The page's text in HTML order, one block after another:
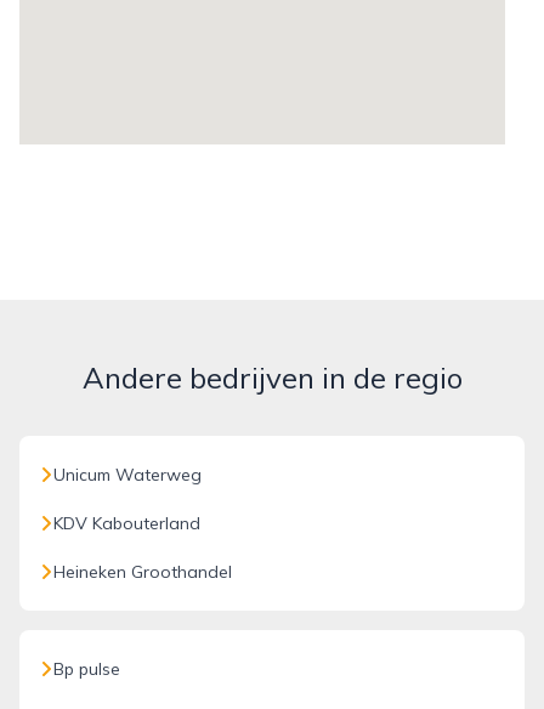
Andere bedrijven in de regio
Unicum Waterweg
KDV Kabouterland
Heineken Groothandel
Bp pulse